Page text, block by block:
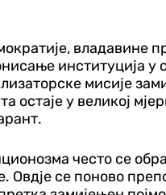
владавине
мисије
остаје у великој
често се
се поново